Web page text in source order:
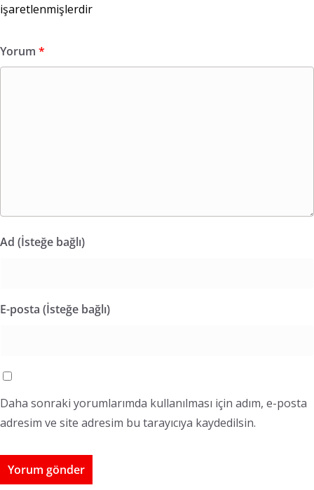
işaretlenmişlerdir
Yorum *
Ad (İsteğe bağlı)
E-posta (İsteğe bağlı)
Daha sonraki yorumlarımda kullanılması için adım, e-posta
adresim ve site adresim bu tarayıcıya kaydedilsin.